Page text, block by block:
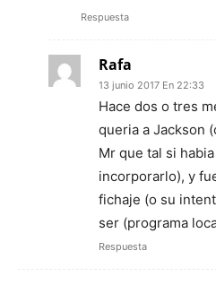
Respuesta
Rafa
13 junio 2017 En 22:33
Hace dos o tres
queria a Jackson
Mr que tal si
incorporarlo), y
fichaje (o su
ser (programa
Respuesta